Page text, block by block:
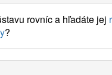
rovníc a hľadáte jej
?